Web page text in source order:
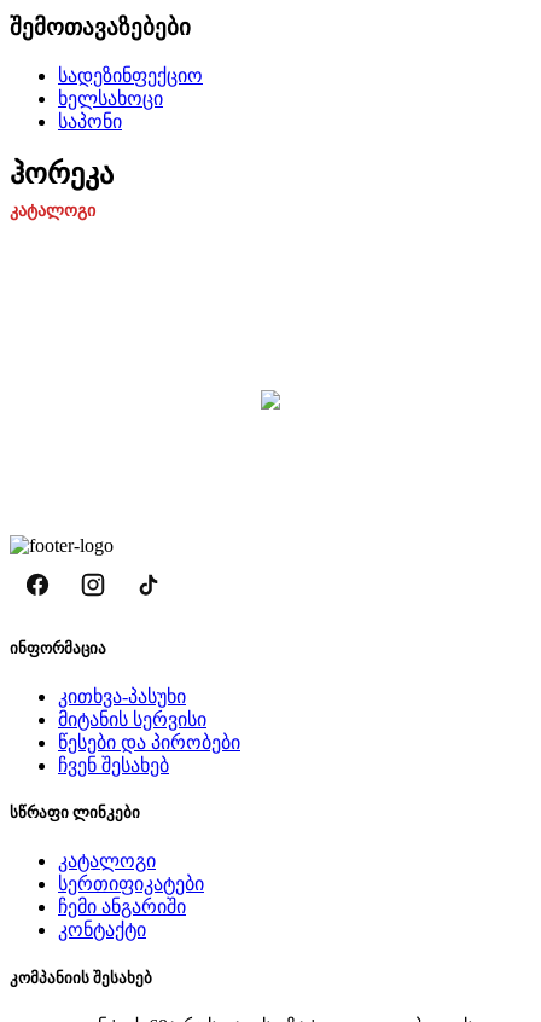
შემოთავაზებები
სადეზინფექციო
ხელსახოცი
საპონი
ჰორეკა
კატალოგი
ინფორმაცია
კითხვა-პასუხი
მიტანის სერვისი
წესები და პირობები
ჩვენ შესახებ
სწრაფი ლინკები
კატალოგი
სერთიფიკატები
ჩემი ანგარიში
კონტაქტი
კომპანიის შესახებ